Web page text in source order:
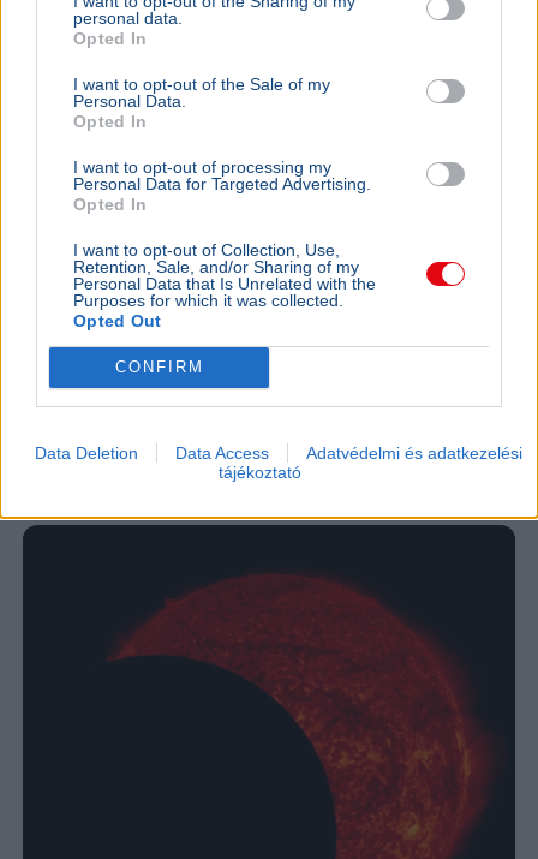
personal data.
Opted In
I want to opt-out of the Sale of my
Personal Data.
Opted In
I want to opt-out of processing my
Personal Data for Targeted Advertising.
Opted In
I want to opt-out of Collection, Use,
Retention, Sale, and/or Sharing of my
Personal Data that Is Unrelated with the
Purposes for which it was collected.
Opted Out
CONFIRM
Data Deletion Data Access
Adatvédelmi és adatkezelési
tájékoztató
Egészség Instagram Életmód Kultúra
Ariana Grande turnéja után visszavonul a
nyilvánosságtól, miután új dalának videóklipje nyomán a
megjelenését kritizáló hangok tovább erősödtek.
Bővebben...
Vörös napsarló nyugszik le szerdán este –